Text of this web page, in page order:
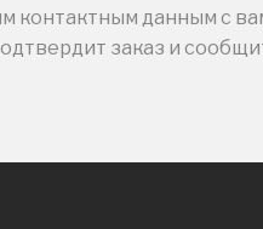
контактным данным с
заказ и